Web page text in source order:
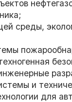
и
для